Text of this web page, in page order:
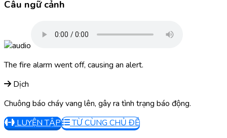
Câu ngữ cảnh
The fire alarm went off, causing an alert.
Dịch
Chuông báo cháy vang lên, gây ra tình trạng báo động.
LUYỆN TẬP
TỪ CÙNG CHỦ ĐỀ